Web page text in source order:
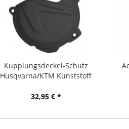
Kupplungsdeckel-Schutz
Husqvarna/KTM Kunststoff
32,95 € *